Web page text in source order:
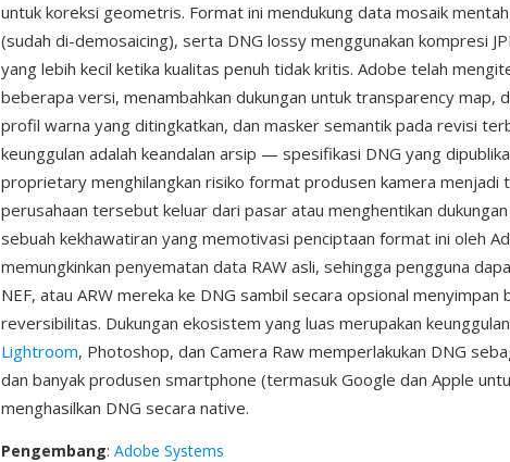
untuk koreksi geometris. Format ini mendukung data mosaik
(sudah di-demosaicing), serta DNG lossy menggunakan kompresi
yang lebih kecil ketika kualitas penuh tidak kritis. Adobe telah
beberapa versi, menambahkan dukungan untuk transparency map,
profil warna yang ditingkatkan, dan masker semantik pada revisi
keunggulan adalah keandalan arsip — spesifikasi DNG yang
proprietary menghilangkan risiko format produsen kamera menjadi
perusahaan tersebut keluar dari pasar atau menghentikan
sebuah kekhawatiran yang memotivasi penciptaan format ini oleh
memungkinkan penyematan data RAW asli, sehingga pengguna
NEF, atau ARW mereka ke DNG sambil secara opsional menyimpan
reversibilitas. Dukungan ekosistem yang luas merupakan
Lightroom, Photoshop, dan Camera Raw memperlakukan DNG
dan banyak produsen smartphone (termasuk Google dan Apple
menghasilkan DNG secara native.
Pengembang: Adobe Systems